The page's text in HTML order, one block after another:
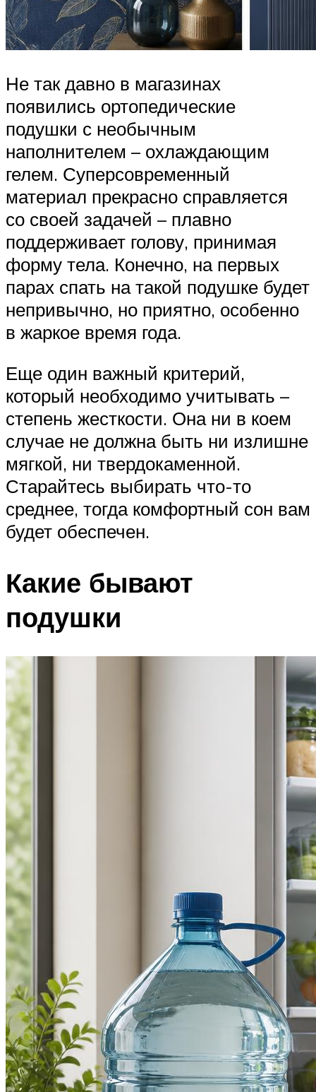
Не так давно в магазинах
появились ортопедические
подушки с необычным
наполнителем – охлаждающим
гелем. Суперсовременный
материал прекрасно справляется
со своей задачей – плавно
поддерживает голову, принимая
форму тела. Конечно, на первых
парах спать на такой подушке будет
непривычно, но приятно, особенно
в жаркое время года.
Еще один важный критерий,
который необходимо учитывать –
степень жесткости. Она ни в коем
случае не должна быть ни излишне
мягкой, ни твердокаменной.
Старайтесь выбирать что-то
среднее, тогда комфортный сон вам
будет обеспечен.
Какие бывают
подушки